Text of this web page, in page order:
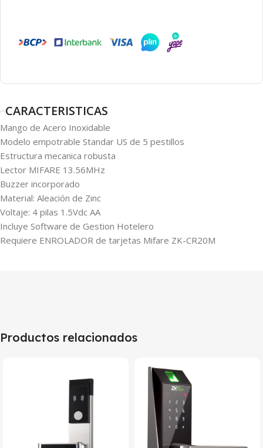
CARACTERISTICAS
Mango de Acero Inoxidable
Modelo empotrable Standar US de 5 pestillos
Estructura mecanica robusta
Lector MIFARE 13.56MHz
Buzzer incorporado
Material: Aleación de Zinc
Voltaje: 4 pilas 1.5Vdc AA
Incluye Software de Gestion Hotelero
Requiere ENROLADOR de tarjetas Mifare ZK-CR20M
Productos relacionados